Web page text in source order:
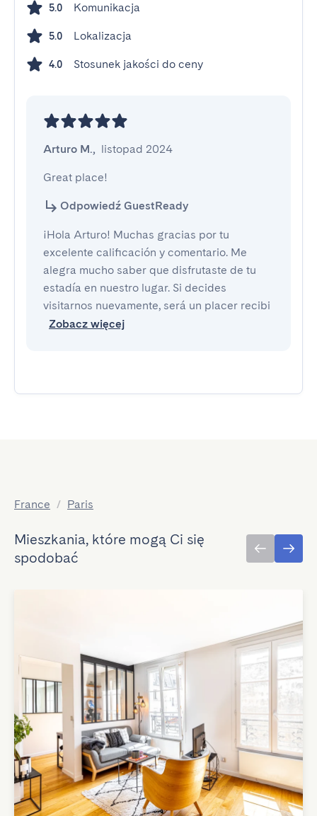
5.0 Komunikacja
5.0 Lokalizacja
4.0 Stosunek jakości do ceny
Arturo M., listopad 2024
Great place!
Odpowiedź GuestReady
¡Hola Arturo! Muchas gracias por tu
excelente calificación y comentario. Me
alegra mucho saber que disfrutaste de tu
estadía en nuestro lugar. Si decides
visitarnos nuevamente, será un placer recibi
Zobacz więcej
France / Paris
Mieszkania, które mogą Ci się
spodobać